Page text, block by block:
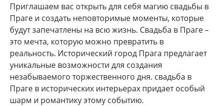
Приглашаем вас открыть для себя магию свадьбы в
Праге и создать неповторимые моменты, которые
будут запечатлены на всю жизнь. Свадьба в Праге –
это мечта, которую можно превратить в
реальность. Исторический город Прага предлагает
уникальные возможности для создания
незабываемого торжественного дня. свадьба в
Праге в исторических интерьерах придает особый
шарм и романтику этому событию.